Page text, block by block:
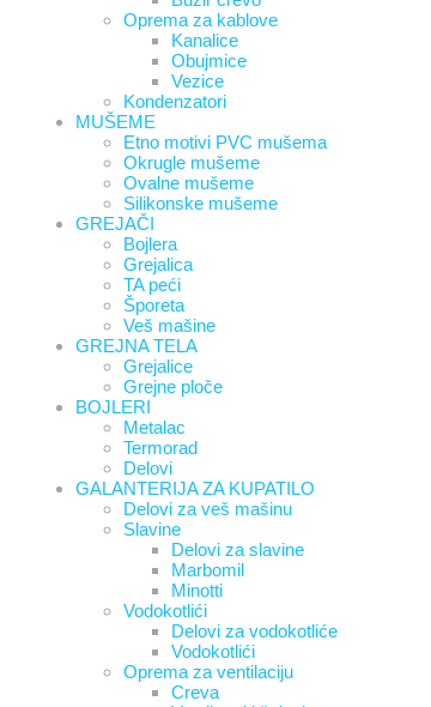
Oprema za kablove
Kanalice
Obujmice
Vezice
Kondenzatori
MUŠEME
Etno motivi PVC mušema
Okrugle mušeme
Ovalne mušeme
Silikonske mušeme
GREJAČI
Bojlera
Grejalica
TA peći
Šporeta
Veš mašine
GREJNA TELA
Grejalice
Grejne ploče
BOJLERI
Metalac
Termorad
Delovi
GALANTERIJA ZA KUPATILO
Delovi za veš mašinu
Slavine
Delovi za slavine
Marbomil
Minotti
Vodokotlići
Delovi za vodokotliće
Vodokotlići
Oprema za ventilaciju
Creva